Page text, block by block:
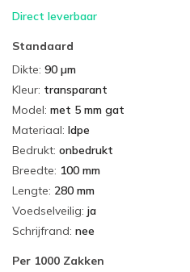
Direct leverbaar
Standaard
Dikte: 90 µm
Kleur: transparant
Model: met 5 mm gat
Materiaal: ldpe
Bedrukt: onbedrukt
Breedte: 100 mm
Lengte: 280 mm
Voedselveilig: ja
Schrijfrand: nee
Per 1000 Zakken